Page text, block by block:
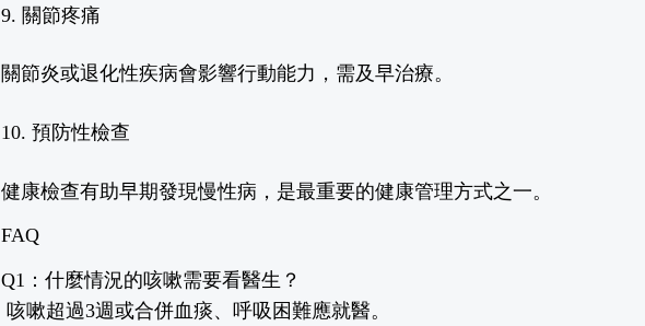
9. 關節疼痛
關節炎或退化性疾病會影響行動能力，需及早治療。
10. 預防性檢查
健康檢查有助早期發現慢性病，是最重要的健康管理方式之一。
FAQ
Q1 ：什麼情況的咳嗽需要看醫生？
咳嗽超過3週或合併血痰、呼吸困難應就醫。